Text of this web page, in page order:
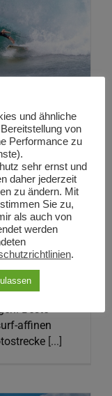
Die Algarve
Steilküsten
kleinen
allen
als
affinen
[...]
und ähnliche
von
Performance zu
sehr ernst und
daher jederzeit
zu ändern. Mit
Sie zu,
als auch von
werden
.